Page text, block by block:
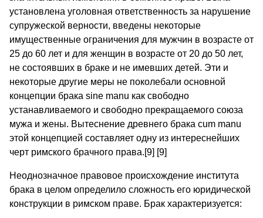
установлена уголовная ответственность за нарушение
супружеской верности, введены некоторые
имущественные ограничения для мужчин в возрасте от
25 до 60 лет и для женщин в возрасте от 20 до 50 лет,
не состоявших в браке и не имевших детей. Эти и
некоторые другие меры не поколебали основной
концепции брака sine manu как свободно
устанавливаемого и свободно прекращаемого союза
мужа и жены. Вытеснение древнего брака cum manu
этой концепцией составляет одну из интереснейших
черт римского брачного права.[9] [9]
Неоднозначное правовое происхождение института
брака в целом определило сложность его юридической
конструкции в римском праве. Брак характеризуется: